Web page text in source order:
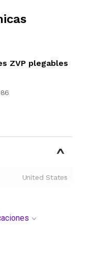
ZVP plegables
United States